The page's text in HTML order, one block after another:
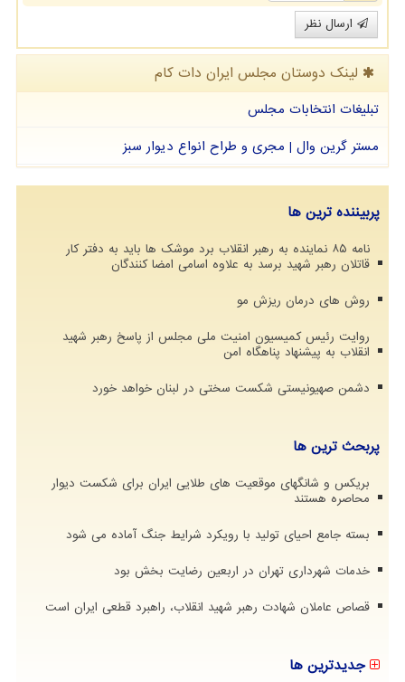
ارسال نظر
لینک دوستان مجلس ایران دات كام
تبلیغات انتخابات مجلس
مستر گرین وال | مجری و طراح انواع دیوار سبز
پربیننده ترین ها
نامه ۸۵ نماینده به رهبر انقلاب برد موشک ها باید به دفتر کار
قاتلان رهبر شهید برسد به علاوه اسامی امضا کنندگان
روش های درمان ریزش مو
روایت رئیس کمیسیون امنیت ملی مجلس از پاسخ رهبر شهید
انقلاب به پیشنهاد پناهگاه امن
دشمن صهیونیستی شکست سختی در لبنان خواهد خورد
پربحث ترین ها
بریکس و شانگهای موقعیت های طلایی ایران برای شکست دیوار
محاصره هستند
بسته جامع احیای تولید با رویکرد شرایط جنگ آماده می شود
خدمات شهرداری تهران در اربعین رضایت بخش بود
قصاص عاملان شهادت رهبر شهید انقلاب، راهبرد قطعی ایران است
جدیدترین ها